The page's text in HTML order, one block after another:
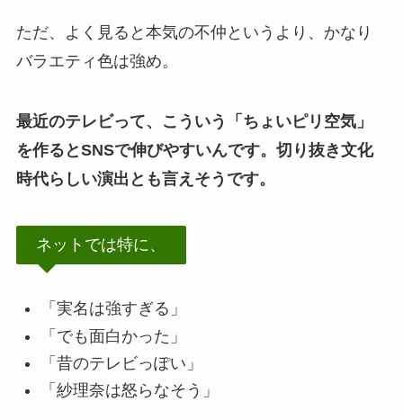
ただ、よく見ると本気の不仲というより、かなり
バラエティ色は強め。
最近のテレビって、こういう「ちょいピリ空気」
を作るとSNSで伸びやすいんです。切り抜き文化
時代らしい演出とも言えそうです。
ネットでは特に、
「実名は強すぎる」
「でも面白かった」
「昔のテレビっぽい」
「紗理奈は怒らなそう」